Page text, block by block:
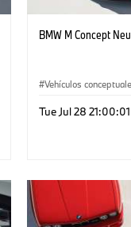
BMW M Concept
Vehículos
Tue Jul 28